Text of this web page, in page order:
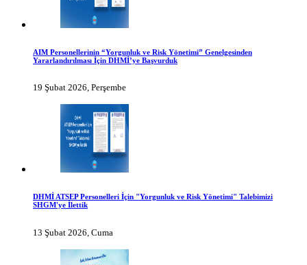
AIM Personellerinin “Yorgunluk ve Risk Yönetimi” Genelgesinden
Yararlandırılması İçin DHMİ’ye Başvurduk
19 Şubat 2026, Perşembe
DHMİ ATSEP Personelleri İçin "Yorgunluk ve Risk Yönetimi" Talebimizi
SHGM'ye İlettik
13 Şubat 2026, Cuma